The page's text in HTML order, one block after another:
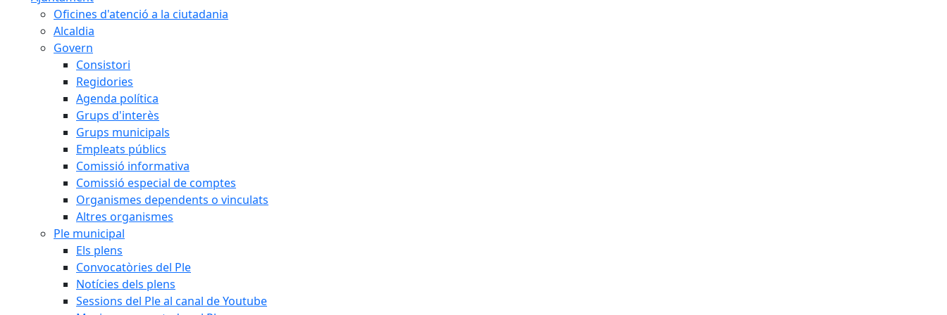
Oficines d'atenció a la ciutadania
Alcaldia
Govern
Consistori
Regidories
Agenda política
Grups d'interès
Grups municipals
Empleats públics
Comissió informativa
Comissió especial de comptes
Organismes dependents o vinculats
Altres organismes
Ple municipal
Els plens
Convocatòries del Ple
Notícies dels plens
Sessions del Ple al canal de Youtube